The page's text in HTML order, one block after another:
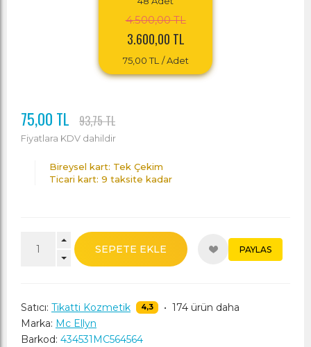
4.500,00 TL
3.600,00 TL
75,00 TL / Adet
75,00 TL 93,75 TL
Fiyatlara KDV dahildir
Bireysel kart: Tek Çekim
Ticari kart: 9 taksite kadar
SEPETE EKLE PAYLAS
Satıcı: Tikatti Kozmetik 4,3 • 174 ürün daha
Marka: Mc Ellyn
Barkod: 434531MC564564